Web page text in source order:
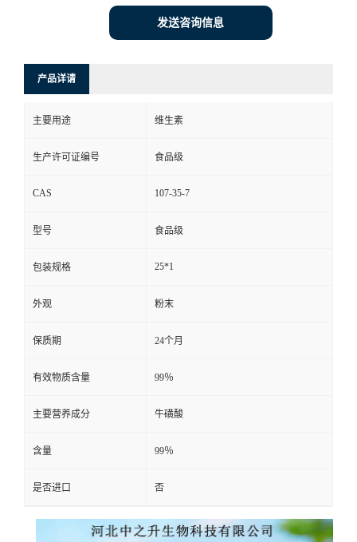
发送咨询信息
产品详请
主要用途 维生素
生产许可证编号 食品级
CAS 107-35-7
型号 食品级
包装规格 25*1
外观 粉末
保质期 24个月
有效物质含量 99％
主要营养成分 牛磺酸
含量 99％
是否进口 否